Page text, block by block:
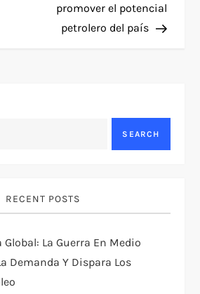
promover el potencial
petrolero del país
SEARCH
RECENT POSTS
La Guerra En Medio
Demanda Y Dispara Los